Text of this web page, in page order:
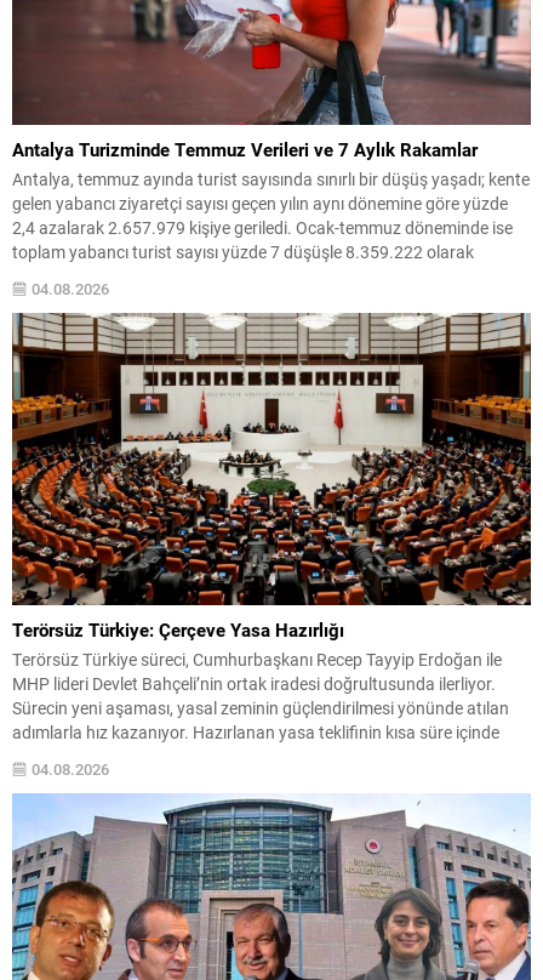
Antalya Turizminde Temmuz Verileri ve 7 Aylık Rakamlar
Antalya, temmuz ayında turist sayısında sınırlı bir düşüş yaşadı; kente
gelen yabancı ziyaretçi sayısı geçen yılın aynı dönemine göre yüzde
2,4 azalarak 2.657.979 kişiye geriledi. Ocak-temmuz döneminde ise
toplam yabancı turist sayısı yüzde 7 düşüşle 8.359.222 olarak
kaydedildi. Jeopolitik gelişmeler başta olmak üzere dış etkenler,
bölgede turizm rakamlarını olumsuz etkiledi....
04.08.2026
Terörsüz Türkiye: Çerçeve Yasa Hazırlığı
Terörsüz Türkiye süreci, Cumhurbaşkanı Recep Tayyip Erdoğan ile
MHP lideri Devlet Bahçeli’nin ortak iradesi doğrultusunda ilerliyor.
Sürecin yeni aşaması, yasal zeminin güçlendirilmesi yönünde atılan
adımlarla hız kazanıyor. Hazırlanan yasa teklifinin kısa süre içinde
Meclis gündemine taşınması bekleniyor; ortak imzalarla sunulacak
teklifin, toplumsal dayanışma ve bütünleşmeyi hedeflediği
vurgulanıyor. Çerçeve Yasa ve...
04.08.2026